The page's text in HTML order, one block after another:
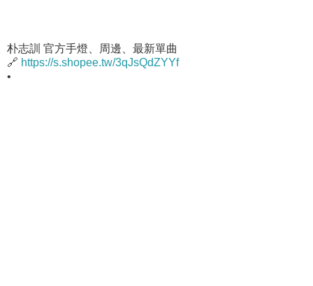
朴志訓 官方手燈、周邊、最新單曲
🔗 https://s.shopee.tw/3qJsQdZYYf
•